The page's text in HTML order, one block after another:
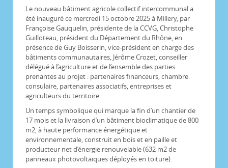
Le nouveau bâtiment agricole collectif intercommunal a
été inauguré ce mercredi 15 octobre 2025 à Millery, par
Françoise Gauquelin, présidente de la CCVG, Christophe
Guilloteau, président du Département du Rhône, en
présence de Guy Boisserin, vice-président en charge des
bâtiments communautaires, Jérôme Crozet, conseiller
délégué à l’agriculture et de l’ensemble des parties
prenantes au projet : partenaires financeurs, chambre
consulaire, partenaires associatifs, entreprises et
agriculteurs du territoire.
Un temps symbolique qui marque la fin d’un chantier de
17 mois et la livraison d’un bâtiment bioclimatique de 800
m2, à haute performance énergétique et
environnementale, construit en bois et en paille et
producteur net d’énergie renouvelable (632 m2 de
panneaux photovoltaïques déployés en toiture).